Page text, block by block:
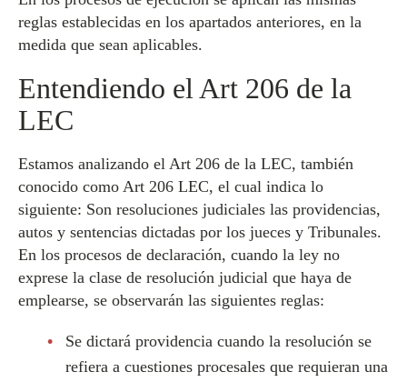
reglas establecidas en los apartados anteriores, en la
medida que sean aplicables.
Entendiendo el Art 206 de la
LEC
Estamos analizando el Art 206 de la LEC, también
conocido como Art 206 LEC, el cual indica lo
siguiente: Son resoluciones judiciales las providencias,
autos y sentencias dictadas por los jueces y Tribunales.
En los procesos de declaración, cuando la ley no
exprese la clase de resolución judicial que haya de
emplearse, se observarán las siguientes reglas:
Se dictará providencia cuando la resolución se
refiera a cuestiones procesales que requieran una